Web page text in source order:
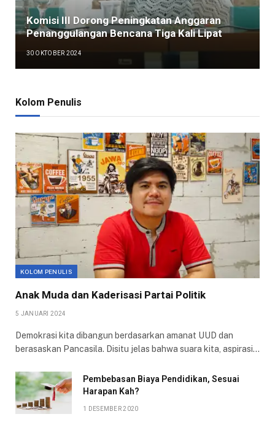
Komisi III Dorong Peningkatan Anggaran
Penanggulangan Bencana Tiga Kali Lipat
30 OKTOBER 2024
Kolom Penulis
KOLOM PENULIS
Anak Muda dan Kaderisasi Partai Politik
5 JANUARI 2024
Demokrasi kita dibangun berdasarkan amanat UUD dan
berasaskan Pancasila. Disitu jelas bahwa suara kita, aspirasi…
Pembebasan Biaya Pendidikan, Sesuai
Harapan Kah?
1 DESEMBER 2020